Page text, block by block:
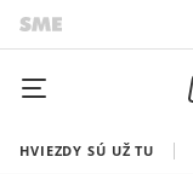
HVIEZDY SÚ UŽ TU